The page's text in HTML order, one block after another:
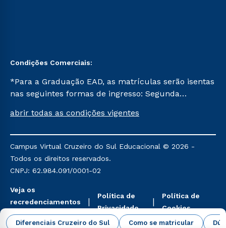
Diferenciais Cruzeiro do Sul Como se matricular
Condições Comerciais:
*Para a Graduação EAD, as matrículas serão isentas
nas seguintes formas de ingresso: Segunda
Já para as demais, a taxa de matrícula será de R$
mencionadas são referentes aos cursos: Ensino
Religioso, Geografia para a Docência e Metodologia
do Ensino de História: Questões Atuais.
abrir todas as condições vigentes
Campus Virtual Cruzeiro do Sul Educacional © 2026 -
Todos os direitos reservados.
CNPJ: 62.984.091/0001-02
Veja os
recredenciamentos
aqui
Política de
Privacidade
Política de
Cookies